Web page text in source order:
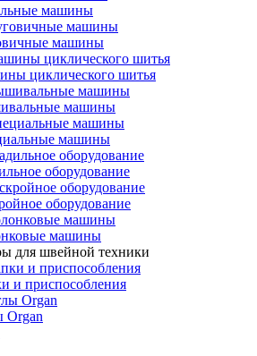
машины
машины
циклического шитья
машины
машины
оборудование
оборудование
машины
для швейной техники
и приспособления
Organ